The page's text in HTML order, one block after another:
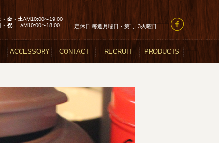
・金・土AM10:00〜19:00
・祝
AM10:00〜18:00 定休日:毎週月曜日・第1、3火曜日
ACCESSORY CONTACT RECRUIT PRODUCTS